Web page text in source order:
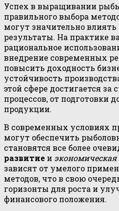
Успех в выращивании
правильного выбора
могут значительно
результаты. На практике
рациональное
внедрение современных
повысить доходность
устойчивость
этой сфере достигается
процессов, от подготовки
продукции.
В современных условиях
могут обеспечить
становятся все более
развитие и экономическая
зависят от умелого
методов, что в свою
горизонты для роста и
финансового положения.